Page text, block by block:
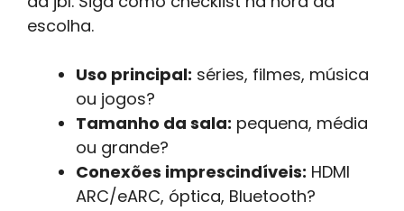
escolha.
Uso principal: séries, filmes, música
ou jogos?
Tamanho da sala: pequena, média
ou grande?
Conexões imprescindíveis: HDMI
ARC/eARC, óptica, Bluetooth?